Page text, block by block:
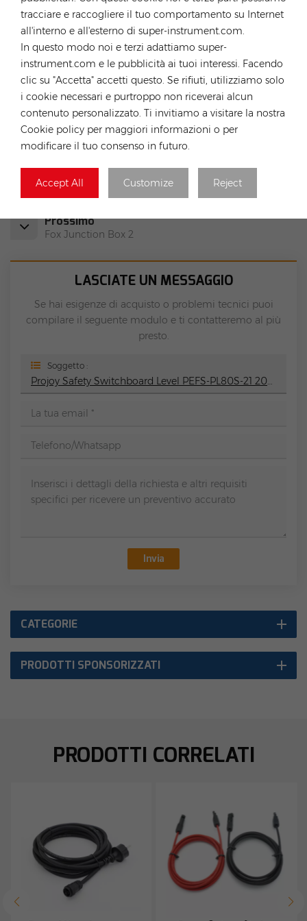
tracciare e raccogliere il tuo comportamento su Internet
all'interno e all'esterno di super-instrument.com.
In questo modo noi e terzi adattiamo super-
instrument.com e le pubblicità ai tuoi interessi. Facendo
clic su "Accetta" accetti questo. Se rifiuti, utilizziamo solo
i cookie necessari e purtroppo non riceverai alcun
contenuto personalizzato. Ti invitiamo a visitare la nostra
Cookie policy per maggiori informazioni o per
modificare il tuo consenso in futuro.
Accept All Customize Reject
TAG CALDI :
TSUN TSOL-MS800-D Micro Inverter Solare Intelligente
Da Balcone
Magazzino Micro Inverter Ue
Microinverter 800w
Micro Inverter Solare Stock In Germania
Prezzo Micro Inverter Solare
Micro Inverter Solare Per Balcone
PNtech PV004-2T1 MC4-compatible Y-type 2-to-1 DC
connector Rated voltage: 1000V DC
Prossimo
Fox Junction Box 2
LASCIATE UN MESSAGGIO
Se hai esigenze di acquisto o problemi tecnici puoi
compilare il seguente modulo e ti contatteremo al più
presto.
Soggetto :
Projoy Safety Switchboard Level PEFS-PL80S-21 20A Rapid Disconnect Device For PV Modules
Invia
CATEGORIE
PRODOTTI SPONSORIZZATI
PRODOTTI CORRELATI